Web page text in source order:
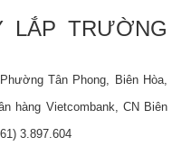
LẮP TRƯỜNG
Tân Phong, Biên Hòa,
hàng Vietcombank, CN Biên
3.897.604